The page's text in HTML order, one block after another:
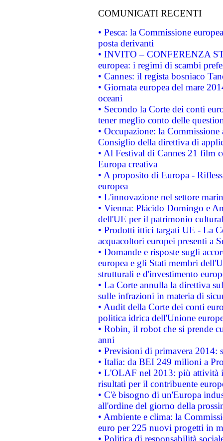
COMUNICATI RECENTI
• Pesca: la Commissione
posta derivanti
• INVITO – CONFERENZA
europea: i regimi di scambi
• Cannes: il regista bosniaco
• Giornata europea del mare
oceani
• Secondo la Corte dei conti
tener meglio conto delle
• Occupazione: la
Consiglio della direttiva di
• Al Festival di Cannes 21 film
Europa creativa
• A proposito di Europa -
europea
• L'innovazione nel settore
• Vienna: Plácido Domingo e
dell'UE per il patrimonio
• Prodotti ittici targati UE - La
acquacoltori europei presenti a
• Domande e risposte sugli
europea e gli Stati membri
strutturali e d'investimento
• La Corte annulla la direttiva
sulle infrazioni in materia di
• Audit della Corte dei conti
politica idrica dell'Unione
• Robin, il robot che si prende
anni
• Previsioni di primavera 2014:
• Italia: da BEI 249 milioni a
• L'OLAF nel 2013: più attività
risultati per il contribuente
• C'è bisogno di un'Europa
all'ordine del giorno della
• Ambiente e clima: la
euro per 225 nuovi progetti in
• Politica di responsabilità